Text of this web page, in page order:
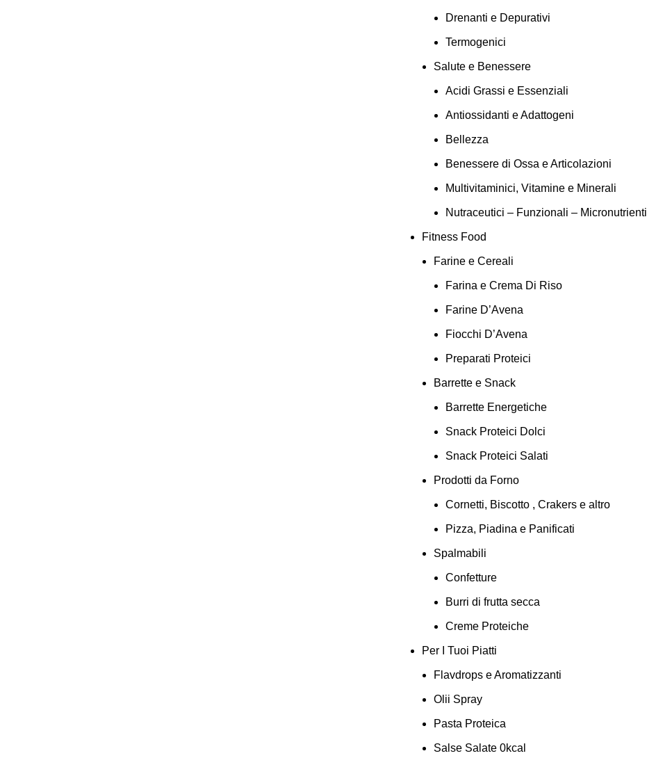
Drenanti e Depurativi
Termogenici
Salute e Benessere
Acidi Grassi e Essenziali
Antiossidanti e Adattogeni
Bellezza
Benessere di Ossa e Articolazioni
Multivitaminici, Vitamine e Minerali
Nutraceutici – Funzionali – Micronutrienti
Fitness Food
Farine e Cereali
Farina e Crema Di Riso
Farine D’Avena
Fiocchi D’Avena
Preparati Proteici
Barrette e Snack
Barrette Energetiche
Snack Proteici Dolci
Snack Proteici Salati
Prodotti da Forno
Cornetti, Biscotto , Crakers e altro
Pizza, Piadina e Panificati
Spalmabili
Confetture
Burri di frutta secca
Creme Proteiche
Per I Tuoi Piatti
Flavdrops e Aromatizzanti
Olii Spray
Pasta Proteica
Salse Salate 0kcal